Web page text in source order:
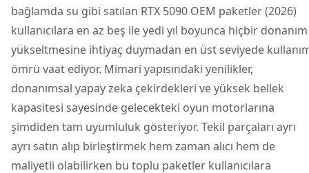
bağlamda su gibi satılan RTX 5090 OEM paketler (2026)
kullanıcılara en az beş ile yedi yıl boyunca hiçbir donanım
yükseltmesine ihtiyaç duymadan en üst seviyede
ömrü vaat ediyor. Mimari yapısındaki yenilikler,
donanımsal yapay zeka çekirdekleri ve yüksek bellek
kapasitesi sayesinde gelecekteki oyun motorlarına
şimdiden tam uyumluluk gösteriyor. Tekil parçaları ayrı
ayrı satın alıp birleştirmek hem zaman alıcı hem de
maliyetli olabilirken bu toplu paketler kullanıcılara